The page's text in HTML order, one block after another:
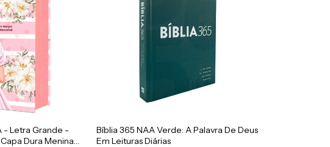
- Letra Grande -
Dura Menina
Bíblia 365 NAA Verde: A Palavra De Deus
Em Leituras Diárias